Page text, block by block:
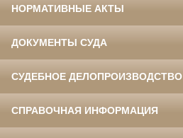
НОРМАТИВНЫЕ АКТЫ
ДОКУМЕНТЫ СУДА
СУДЕБНОЕ ДЕЛОПРОИЗВОДСТВО
СПРАВОЧНАЯ ИНФОРМАЦИЯ